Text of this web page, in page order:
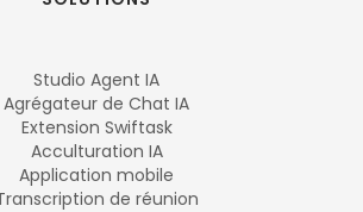
Studio Agent IA
Agrégateur de Chat IA
Extension Swiftask
Acculturation IA
Application mobile
de réunion